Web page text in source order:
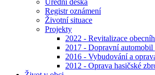
Úřední deska
Registr oznámení
Životní situace
Projekty
2022 - Revitalizace
2017 - Dopravní
2016 - Vybudování a
2012 - Oprava hasičské